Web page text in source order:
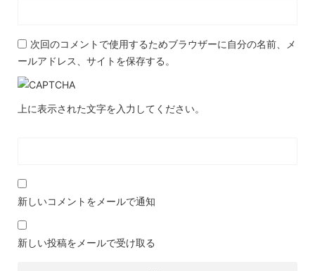
次回のコメントで使用するためブラウザーに自分の名前、メ
ールアドレス、サイトを保存する。
上に表示された文字を入力してください。
新しいコメントをメールで通知
新しい投稿をメールで受け取る